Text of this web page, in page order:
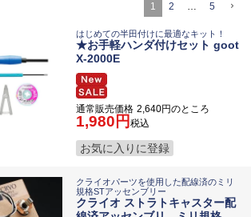
1 2 … 5
はじめての半田付けに最適なキット！
★お手軽ハンダ付けセット goot
X-2000E
通常販売価格 2,640 のところ
1,980 税込
お気に入りに登録
クライオパーツを使用した配線済のミリ
規格STアッセンブリー
クライオ ストラトキャスター配